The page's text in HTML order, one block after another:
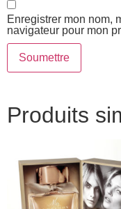
Enregistrer mon nom,
navigateur pour mon
Produits